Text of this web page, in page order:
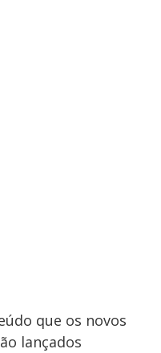
que os novos
lançados